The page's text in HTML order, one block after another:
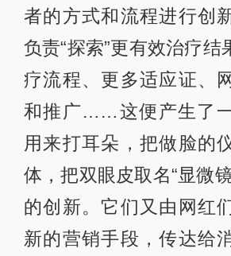
者的方式和流程进行创
负责“探索”更有效治疗结
疗流程、更多适应证、
和推广……这便产生了
用来打耳朵，把做脸的
体，把双眼皮取名“显微
的创新。它们又由网红
新的营销手段，传达给